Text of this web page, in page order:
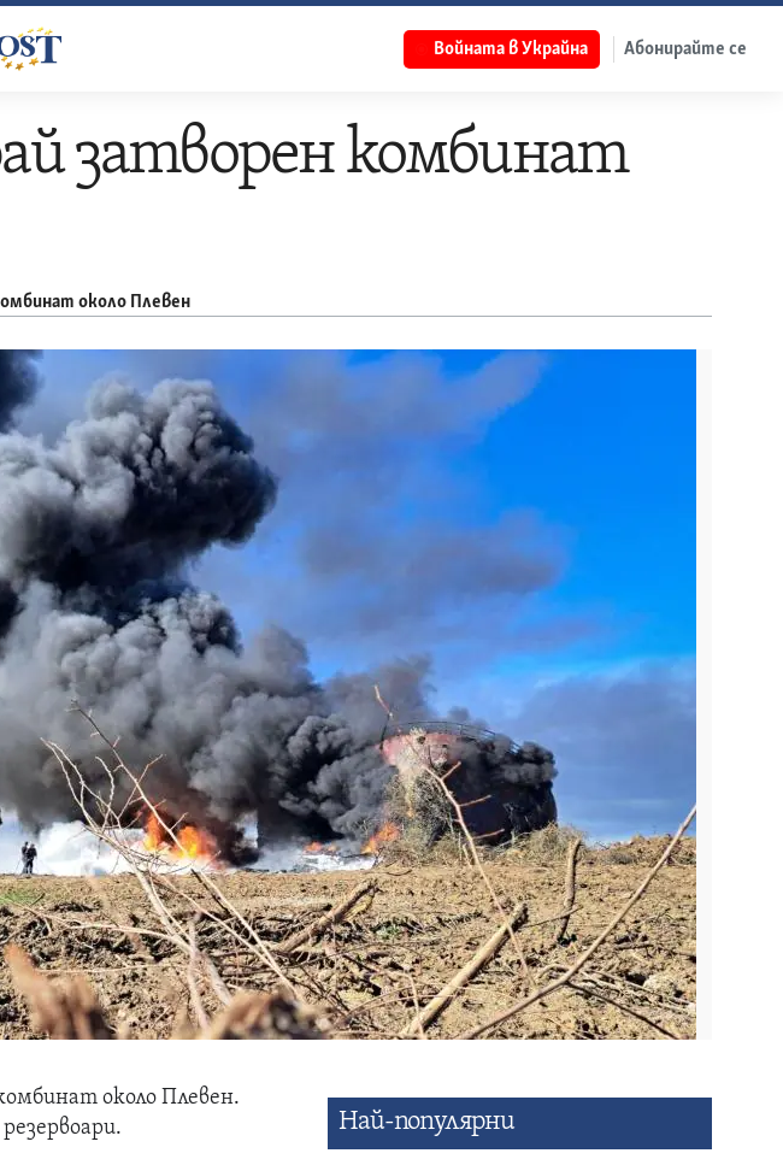
Войната в Украйна Абонирайте се
затворен комбинат
около Плевен
около Плевен.
Най-популярни